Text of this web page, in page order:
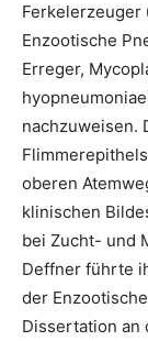
Ferkelerzeuger
Enzootische
Erreger,
nachzuweisen.
oberen
klinischen
bei Zucht- und
Deffner führte
der
Dissertation an